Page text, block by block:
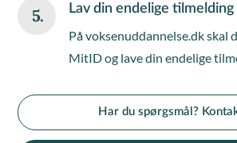
5. Lav din endelige tilmelding
På voksenuddannelse.dk skal
MitID og lave din endelige
Har du spørgsmål?